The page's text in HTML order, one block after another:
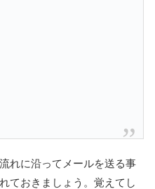
れに沿ってメールを送る事
ておきましょう。覚えてし